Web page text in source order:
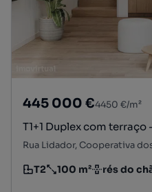
445 000 €4450 €/m²
T1+1 Duplex com terraço
Tipologia
T2
Preço por metro quadrado
100 m²
Andar rés do